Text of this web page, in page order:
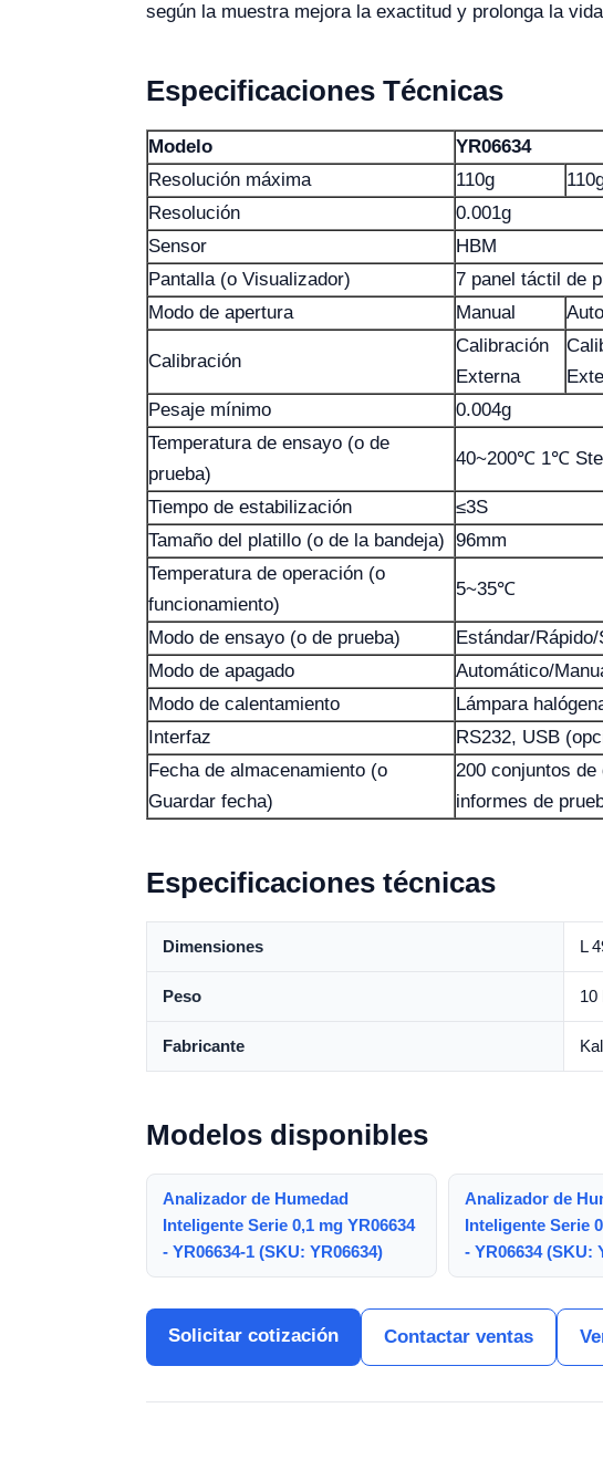
según la muestra mejora la exactitud y prolonga la
Especificaciones Técnicas
Modelo YR06634
Resolución máxima
110g
Resolución
0.001g
Sensor
HBM
Pantalla (o Visualizador)
7 panel táctil de
Modo de apertura
Manual
Calibración
Calibración
Externa
Pesaje mínimo
0.004g
Temperatura de ensayo (o de
prueba)
40~200℃ 1℃
Tiempo de estabilización
≤3S
Tamaño del platillo (o de la bandeja) 96mm
Temperatura de operación (o
funcionamiento)
5~35℃
Modo de ensayo (o de prueba)
Estándar/
Modo de apagado
Automático/
Modo de calentamiento
Lámpara
Interfaz
RS232, USB
Fecha de almacenamiento (o
Guardar fecha)
200 conjuntos
informes de
Especificaciones técnicas
Dimensiones L
Peso 10
Fabricante
Modelos disponibles
Analizador de Humedad
Inteligente Serie 0,1 mg YR06634
- YR06634-1 (SKU: YR06634)
Analizador de
Inteligente Serie
- YR06634 (SKU:
Solicitar cotización Contactar ventas